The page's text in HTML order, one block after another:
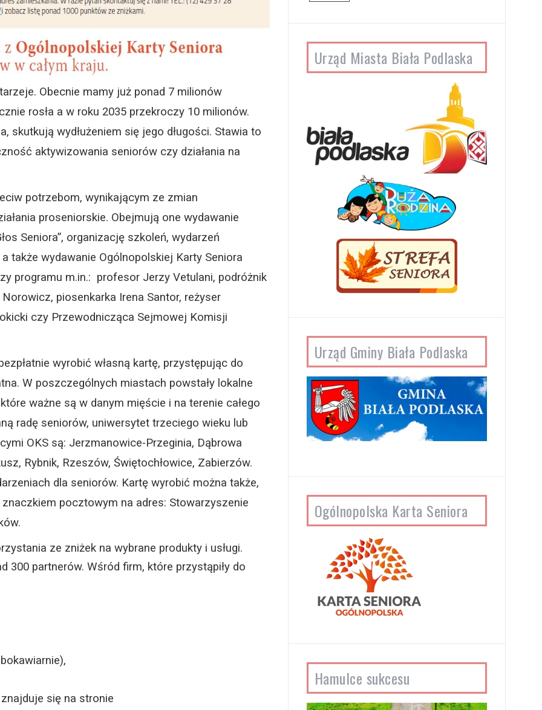
Obecnie mamy już ponad 7 milionów
rosła a w roku 2035 przekroczy 10 milionów.
skutkują wydłużeniem się jego długości. Stawia to
aktywizowania seniorów czy działania na
potrzebom, wynikającym ze zmian
proseniorskie. Obejmują one wydawanie
Seniora”, organizację szkoleń, wydarzeń
także wydawanie Ogólnopolskiej Karty Seniora
programu m.in.: profesor Jerzy Vetulani, podróżnik
piosenkarka Irena Santor, reżyser
czy Przewodnicząca Sejmowej Komisji
wyrobić własną kartę, przystępując do
W poszczególnych miastach powstały lokalne
ważne są w danym mięście i na terenie całego
radę seniorów, uniwersytet trzeciego wieku lub
OKS są: Jerzmanowice-Przeginia, Dąbrowa
Rybnik, Rzeszów, Świętochłowice, Zabierzów.
dla seniorów. Kartę wyrobić można także,
pocztowym na adres: Stowarzyszenie
ze zniżek na wybrane produkty i usługi.
300 partnerów. Wśród firm, które przystąpiły do
się na stronie
Urząd Miasta Biała Podlaska
Urząd Gminy Biała Podlaska
Ogólnopolska Karta Seniora
Hamulce sukcesu